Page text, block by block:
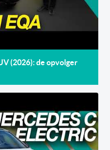
(2026): de opvolger